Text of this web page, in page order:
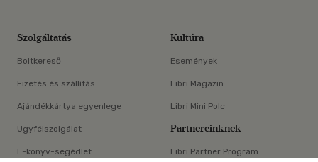
Szolgáltatás
Boltkereső
Fizetés és szállítás
Ajándékkártya egyenlege
Ügyfélszolgálat
E-könyv-segédlet
Kultúra
Események
Libri Magazin
Libri Mini Polc
Partnereinknek
Libri Partner Program